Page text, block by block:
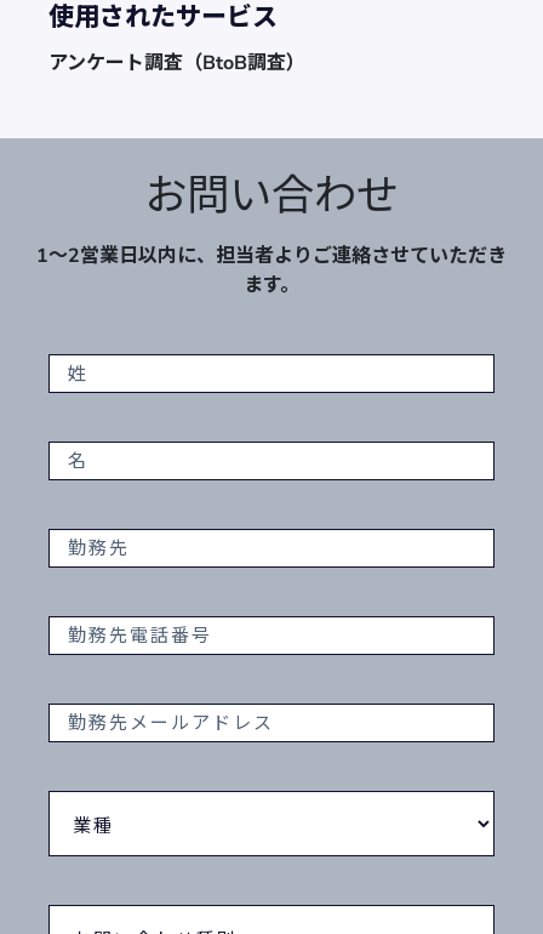
使用されたサービス
アンケート調査（BtoB調査）
お問い合わせ
1～2営業日以内に、担当者よりご連絡させていただき
ます。